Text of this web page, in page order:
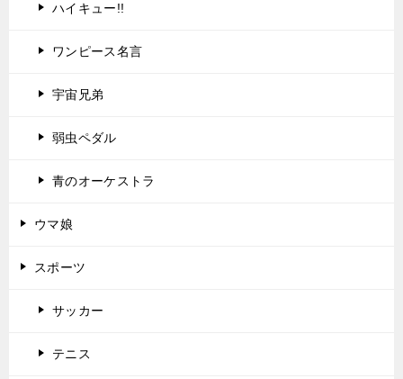
ハイキュー!!
ワンピース名言
宇宙兄弟
弱虫ペダル
青のオーケストラ
ウマ娘
スポーツ
サッカー
テニス